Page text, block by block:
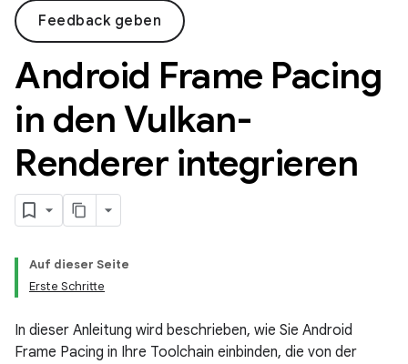
Feedback geben
Android Frame Pacing
in den Vulkan-
Renderer integrieren
Auf dieser Seite
Erste Schritte
In dieser Anleitung wird beschrieben, wie Sie Android
Frame Pacing in Ihre Toolchain einbinden, die von der